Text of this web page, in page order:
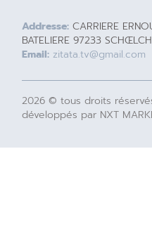
Addresse: CARRIERE
BATELIERE 97233
Email: zitata.tv@gmail.com
2026 © tous droits
développés par NXT